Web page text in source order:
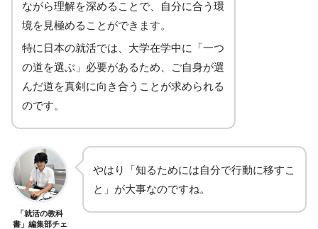
ながら理解を深めることで、自分に合う環
境を見極めることができます。
特に日本の就活では、大学在学中に「一つ
の道を選ぶ」必要があるため、ご自身が選
んだ道を真剣に向き合うことが求められる
のです。
「就活の教科
書」編集部チェ
やはり「知るためには自分で行動に移すこ
と」が大事なのですね。